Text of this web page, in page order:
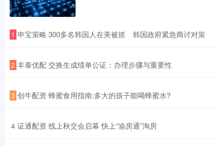
1 ​申宝策略 300多名韩国人在美被抓 韩国政府紧急商讨对策
2 ​丰泰优配 交换生成绩单公证：办理步骤与重要性
3 ​创牛配资 蜂蜜食用指南:多大的孩子能喝蜂蜜水?
4 ​证通配资 线上秋交会启幕 快上“渝房通”淘房